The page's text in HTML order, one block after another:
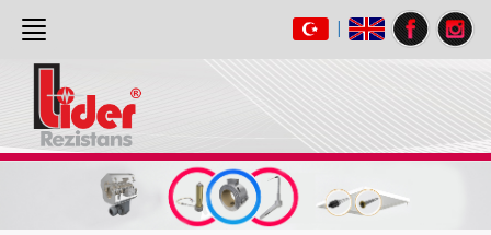
|
ANASAYFA
(current)
HAKKIMIZDA